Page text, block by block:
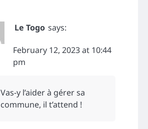
Le Togo says:
February 12, 2023 at 10:44
pm
Vas-y l’aider à gérer sa
commune, il t’attend !